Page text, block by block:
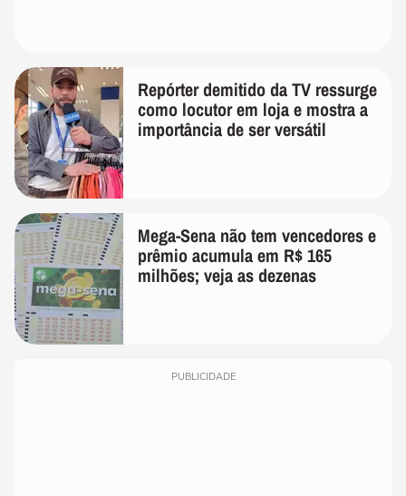
Repórter demitido da TV ressurge
como locutor em loja e mostra a
importância de ser versátil
Mega-Sena não tem vencedores e
prêmio acumula em R$ 165
milhões; veja as dezenas
PUBLICIDADE